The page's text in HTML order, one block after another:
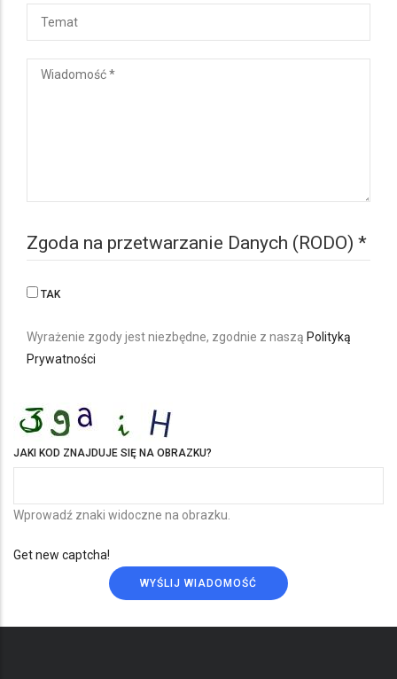
WIADOMOŚĆ
Zgoda na przetwarzanie Danych (RODO) *
TAK
Wyrażenie zgody jest niezbędne, zgodnie z naszą Polityką
Prywatności
JAKI KOD ZNAJDUJE SIĘ NA OBRAZKU?
Wprowadź znaki widoczne na obrazku.
Get new captcha!